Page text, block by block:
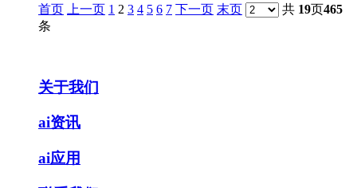
首页 上一页 1 2 3 4 5 6 7 下一页 末页 共 19页465
条
关于我们
ai资讯
ai应用